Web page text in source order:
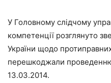
У Головному слідчому
компетенції розглянуто
України щодо протиправних
перешкоджали проведенню
13.03.2014.